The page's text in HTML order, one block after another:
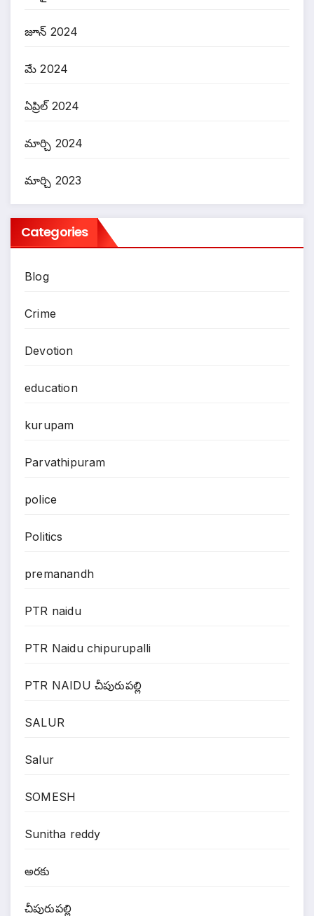
జూన్ 2024
మే 2024
ఏప్రిల్ 2024
మార్చి 2024
మార్చి 2023
Categories
Blog
Crime
Devotion
education
kurupam
Parvathipuram
police
Politics
premanandh
PTR naidu
PTR Naidu chipurupalli
PTR NAIDU చీపురుపల్లి
SALUR
Salur
SOMESH
Sunitha reddy
అరకు
చీపురుపల్లి